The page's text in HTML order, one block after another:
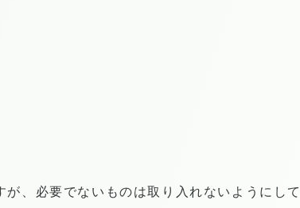
、必要でないものは取り入れないようにして